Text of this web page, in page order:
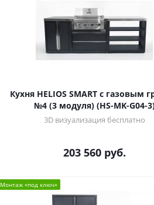
Кухня HELIOS SMART с газовым
№4 (3 модуля) (HS-MK-G04-
3D визуализация бесплатно
203 560руб.
Монтаж «под ключ»